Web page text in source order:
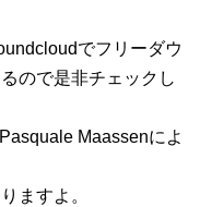
でフリーダウ
ので是非チェックし
Maassenによ
ますよ。